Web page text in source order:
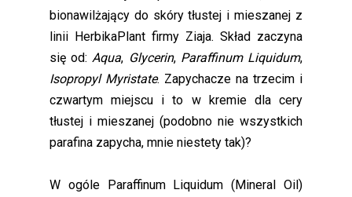
bionawilżający do skóry tłustej i mieszanej z
linii HerbikaPlant firmy Ziaja. Skład zaczyna
się od: Aqua, Glycerin, Paraffinum Liquidum,
Isopropyl Myristate. Zapychacze na trzecim i
czwartym miejscu i to w kremie dla cery
tłustej i mieszanej (podobno nie wszystkich
parafina zapycha, mnie niestety tak)?
W ogóle Paraffinum Liquidum (Mineral Oil)